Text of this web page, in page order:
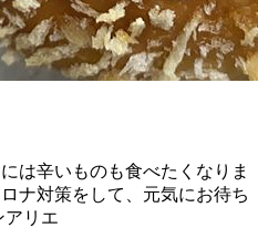
は辛いものも食べたくなりま
ナ対策をして、元気にお待ち
アリエ